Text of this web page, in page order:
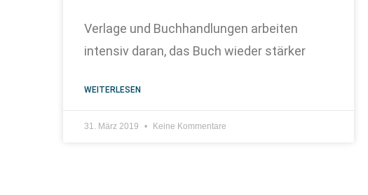
Verlage und Buchhandlungen arbeiten
intensiv daran, das Buch wieder stärker
WEITERLESEN
31. März 2019 Keine Kommentare